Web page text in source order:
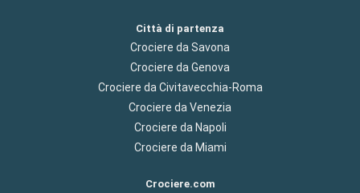
Città di partenza
Crociere da Savona
Crociere da Genova
Crociere da Civitavecchia-Roma
Crociere da Venezia
Crociere da Napoli
Crociere da Miami
Crociere.com